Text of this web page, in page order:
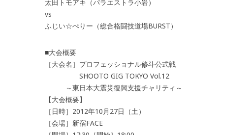
太田トモアキ（パラエストラ小岩）
vs
ふじい☆ぺりー（総合格闘技道場BURST）
■大会概要
［大会名］プロフェッショナル修斗公式戦
SHOOTO GIG TOKYO Vol.12
～東日本大震災復興支援チャリティ～
【大会概要】
［日時］2012年10月27日（土）
［会場］新宿FACE